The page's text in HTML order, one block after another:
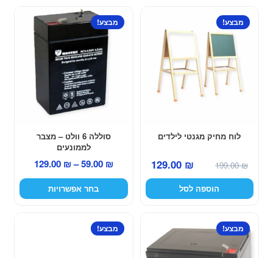
לוח מחיק מגנטי לילדים
מבצע!
199.00₪
המחיר
המקורי
היה:
129.00 ₪
הנוכחי
הוא:
הוספה לסל
סוללה 6 וולט – מצבר
לממונעים
מבצע!
59.00 ₪
–
129.00 ₪
מחירים:
בחר אפשרויות
למוצר
זה
האפשרויות
המוצר
מבצע!
למוצר
זה
מבצע!